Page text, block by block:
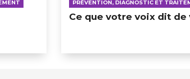
PRÉVENTION, DIAGNOSTIC ET
Ce que votre voix dit de